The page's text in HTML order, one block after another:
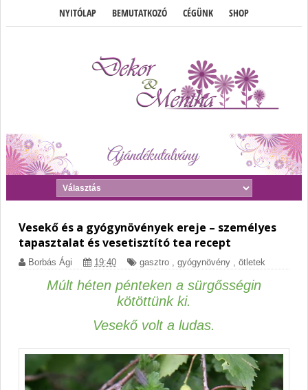
NYITÓLAP BEMUTATKOZÓ CÉGÜNK SHOP
Vesekő és a gyógynövények ereje – személyes
tapasztalat és vesetisztító tea recept
Borbás Ági 19:40 gasztro , gyógynövény , ötletek
Múlt héten pénteken a sürgősségin
kötöttünk ki.
Vesekő volt a ludas.